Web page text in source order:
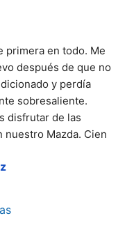
primera en todo. Me
después de que no
y perdía
sobresaliente.
disfrutar de las
nuestro Mazda. Cien